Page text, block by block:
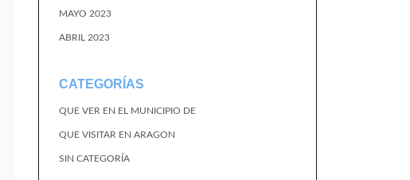
MAYO 2023
ABRIL 2023
CATEGORÍAS
QUE VER EN EL MUNICIPIO DE
QUE VISITAR EN ARAGON
SIN CATEGORÍA